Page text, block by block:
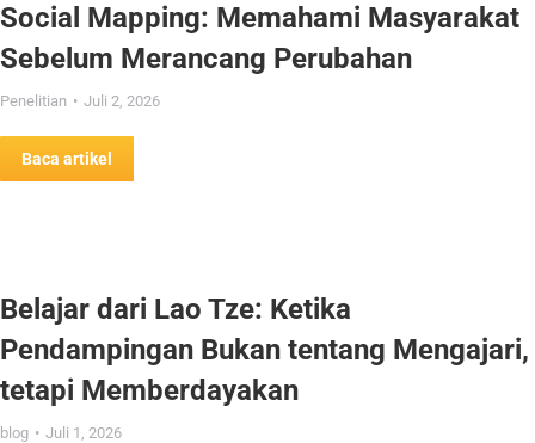
Social Mapping: Memahami Masyarakat
Sebelum Merancang Perubahan
Penelitian Juli 2, 2026
Baca artikel
Belajar dari Lao Tze: Ketika
Pendampingan Bukan tentang Mengajari,
tetapi Memberdayakan
blog Juli 1, 2026